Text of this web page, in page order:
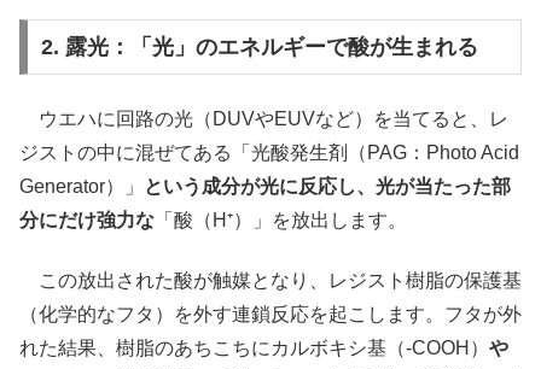
2. 露光：「光」のエネルギーで酸が生まれる
ウエハに回路の光（DUVやEUVなど）を当てると、レ
ジストの中に混ぜてある「光酸発生剤（PAG：Photo Acid
Generator）」
という成分が光に反応し、光が当たった部
分にだけ強力な 「酸（H⁺）」を放出します。
この放出された酸が触媒となり、レジスト樹脂の保護基
（化学的なフタ）を外す連鎖反応を起こします。フタが外
れた結果、樹脂のあちこちにカルボキシ基（-COOH） や